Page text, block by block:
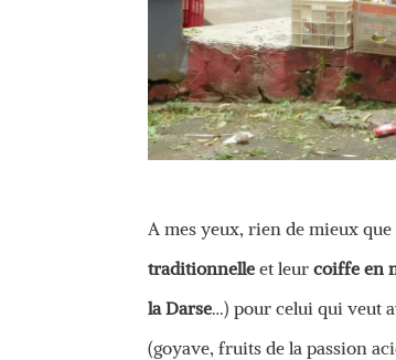
A mes yeux, rien de mieux
traditionnelle et leurcoiffe en
la Darse…) pour celui qui veut
(goyave, fruits de la passion